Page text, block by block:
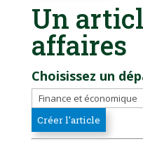
Un
affaires
Choisissez un